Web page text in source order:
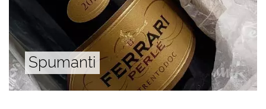
Spumanti